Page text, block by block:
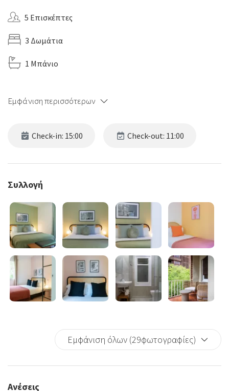
5 Επισκέπτες
3 Δωμάτια
1 Μπάνιο
Εμφάνιση περισσότερων
Check-in: 15:00 Check-out: 11:00
Συλλογή
Εμφάνιση όλων (29φωτογραφίες)
Ανέσεις